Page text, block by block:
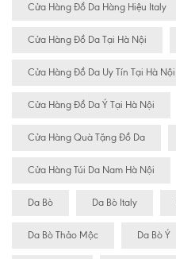
Cửa Hàng Đồ Da Hàng Hiệu Italy
Cửa Hàng Đồ Da Tại Hà Nội
Cửa Hàng Đồ Da Uy Tín Tại Hà Nội
Cửa Hàng Đồ Da Ý Tại Hà Nội
Cửa Hàng Quà Tặng Đồ Da
Cửa Hàng Túi Da Nam Hà Nội
Da Bò Da Bò Italy
Da Bò Thảo Mộc Da Bò Ý